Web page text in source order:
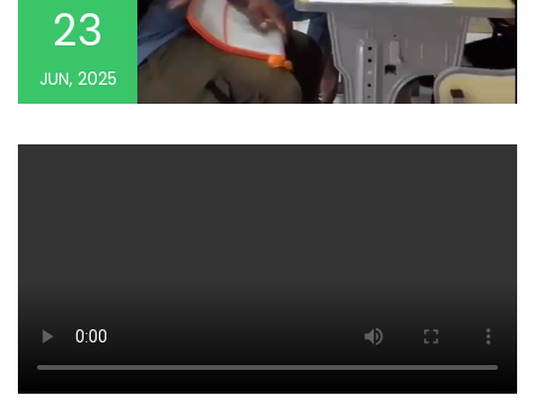
23
JUN, 2025